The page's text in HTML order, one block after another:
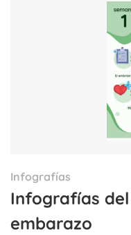
Infografías
Infografías
embarazo